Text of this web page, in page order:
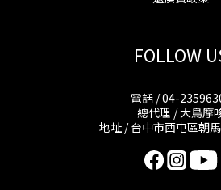
FOLLOW
電話 / 04-
總代理 / 大鳥摩
地址 / 台中市西屯區朝